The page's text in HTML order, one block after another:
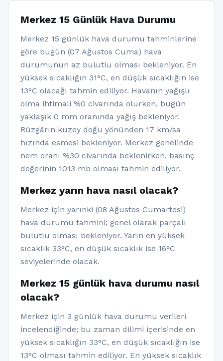
Merkez 15 Günlük Hava Durumu
Merkez 15 günlük hava durumu tahminlerine
göre bugün (07 Ağustos Cuma) hava
durumunun az bulutlu olması bekleniyor. En
yüksek sıcaklığın 31°C, en düşük sıcaklığın ise
13°C olacağı tahmin ediliyor. Havanın yağışlı
olma ihtimali %0 civarında olurken, bugün
yaklaşık 0 mm oranında yağış bekleniyor.
Rüzgârın kuzey doğu yönünden 17 km/sa
hızında esmesi bekleniyor. Merkez genelinde
nem oranı %30 civarında beklenirken, basınç
değerinin 1013 mb olması tahmin ediliyor.
Merkez yarın hava nasıl olacak?
Merkez için yarınki (08 Ağustos Cumartesi)
hava durumu tahmini; genel olarak parçalı
bulutlu olması bekleniyor. Yarın en yüksek
sıcaklık 33°C, en düşük sıcaklık ise 16°C
seviyelerinde olacak.
Merkez 15 günlük hava durumu nasıl
olacak?
Merkez için 3 günlük hava durumu verileri
incelendiğinde; bu zaman dilimi içerisinde en
yüksek sıcaklığın 33°C, en düşük sıcaklığın ise
13°C olması tahmin ediliyor. En yüksek sıcaklık